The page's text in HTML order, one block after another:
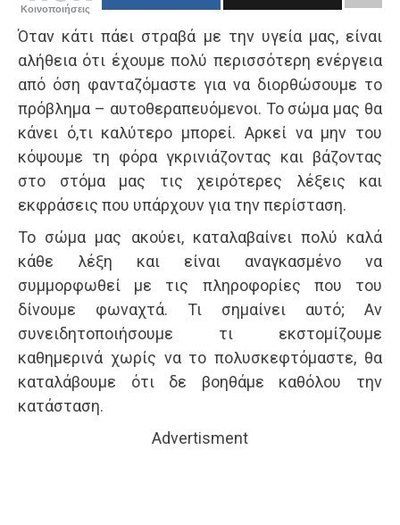
Κοινοποιήσεις
Όταν κάτι πάει στραβά με την υγεία μας, είναι
αλήθεια ότι έχουμε πολύ περισσότερη ενέργεια
από όση φανταζόμαστε για να διορθώσουμε το
πρόβλημα – αυτοθεραπευόμενοι. Το σώμα μας θα
κάνει ό,τι καλύτερο μπορεί. Αρκεί να μην του
κόψουμε τη φόρα γκρινιάζοντας και βάζοντας
στο στόμα μας τις χειρότερες λέξεις και
εκφράσεις που υπάρχουν για την περίσταση.
Το σώμα μας ακούει, καταλαβαίνει πολύ καλά
κάθε λέξη και είναι αναγκασμένο να
συμμορφωθεί με τις πληροφορίες που του
δίνουμε φωναχτά. Τι σημαίνει αυτό; Αν
συνειδητοποιήσουμε τι εκστομίζουμε
καθημερινά χωρίς να το πολυσκεφτόμαστε, θα
καταλάβουμε ότι δε βοηθάμε καθόλου την
κατάσταση.
Advertisment